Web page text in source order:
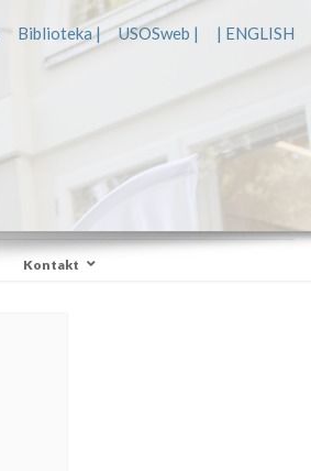
Biblioteka | USOSweb | | ENGLISH
Kontakt